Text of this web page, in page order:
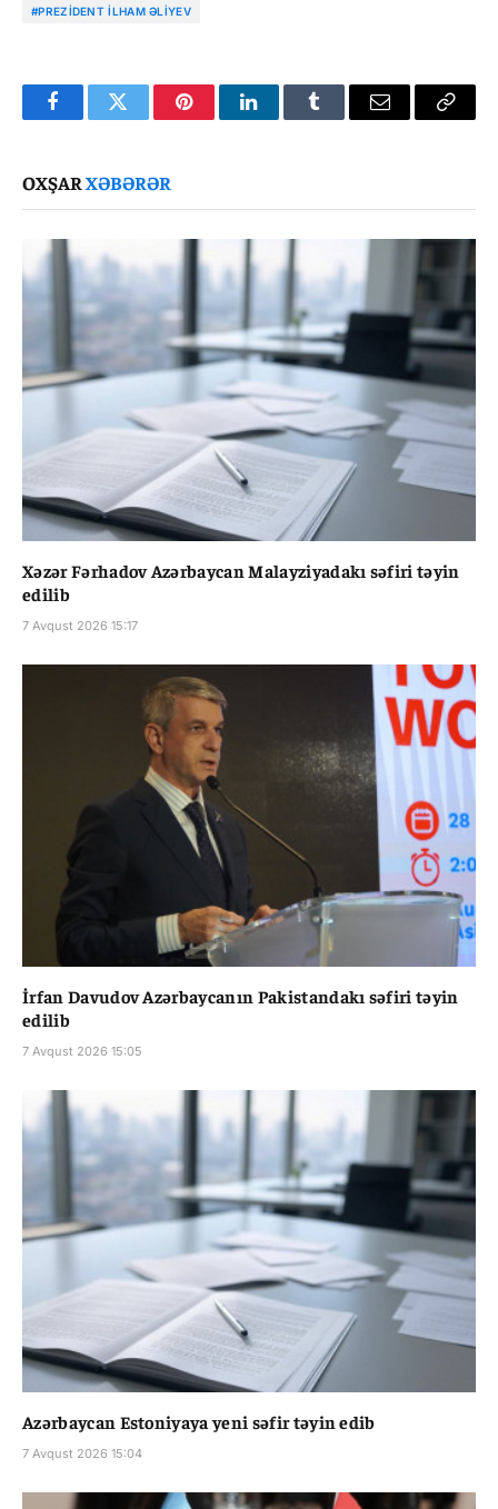
#PREZIDENT İLHAM ƏLIYEV
FacebookTwitter PinterestLinkedInTumblr Email
Copy
OXŞARXƏBƏRƏR
Xəzər Fərhadov Azərbaycan Malayziyadakı səfiri təyin
edilib
7 Avqust 2026 15:17
İrfan Davudov Azərbaycanın Pakistandakı səfiri təyin
edilib
7 Avqust 2026 15:05
Azərbaycan Estoniyaya yeni səfir təyin edib
7 Avqust 2026 15:04